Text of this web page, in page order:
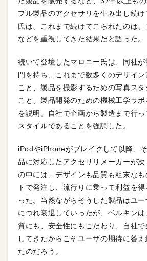
プル製品のアクセサリを生み出し続
氏は、これまで続けてこられたのは
などを重視してきた結果だと語った。
続いて登壇したマロニー氏は、同社
門を持ち、これまで数多くのデザイ
こと、製品を撮影するための写真ス
こと、製品開発のための機械工学ラボ
を説明。自社で企画から製造まで行
スタイルであることを強調した。
iPodやiPhoneがブレイクして以降、
品に対応したアクセサリメーカーが
の中には、デザインも品質も粗末なも
トで発注し、流行りに乗って利益を
った。当然ながらそうした製品はユ
につれ衰退していったが、ベルキン
質にも、安全性にもこだわり、自社
してきたからこそユーザの期待に答
たのだろう。